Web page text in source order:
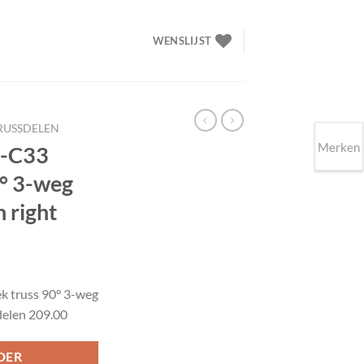
WENSLIJST
C33
3-weg
right
truss 90° 3-weg
209.00
Merken